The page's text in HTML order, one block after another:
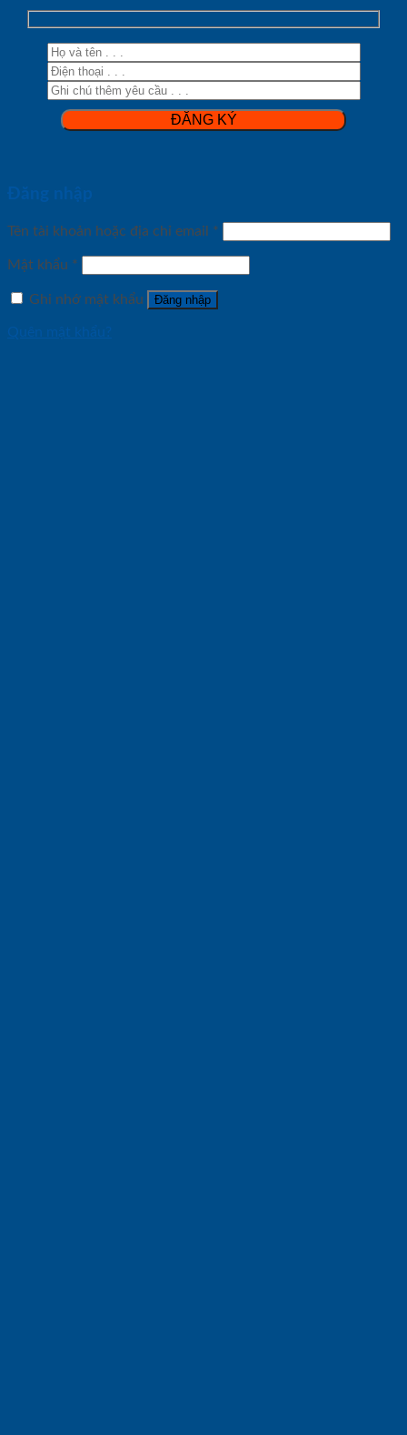
Đăng nhập
Tên tài khoản hoặc địa chỉ email *
Mật khẩu *
Ghi nhớ mật khẩu Đăng nhập
Quên mật khẩu?